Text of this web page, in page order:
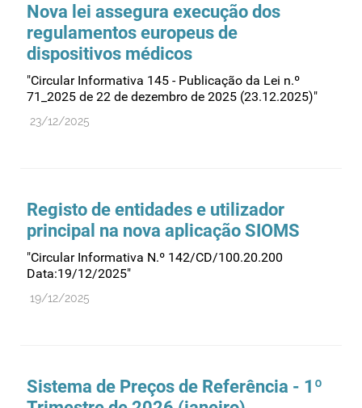
Nova lei assegura execução dos
regulamentos europeus de
dispositivos médicos
"Circular Informativa 145 - Publicação da Lei n.º
71_2025 de 22 de dezembro de 2025 (23.12.2025)"
23/12/2025
Registo de entidades e utilizador
principal na nova aplicação SIOMS
"Circular Informativa N.º 142/CD/100.20.200
Data:19/12/2025"
19/12/2025
Sistema de Preços de Referência - 1º